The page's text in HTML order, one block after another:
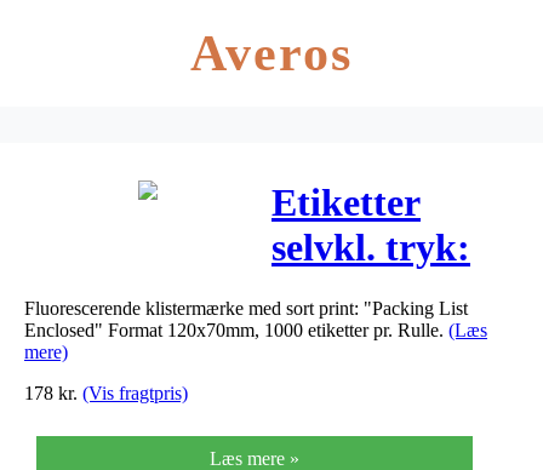
Averos
Etiketter
selvkl. tryk:
Packing List
Enclosed
1000stk/rul
Fluorescerende klistermærke med sort print: "Packing List
Enclosed" Format 120x70mm, 1000 etiketter pr. Rulle. (Læs
mere)
178 kr. (Vis fragtpris)
Læs mere »